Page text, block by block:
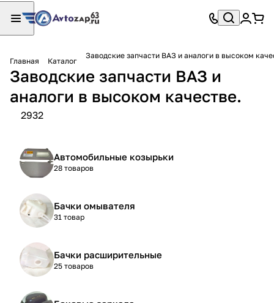
Главная Каталог
Заводские запчасти ВАЗ и аналоги в высоком
Заводские запчасти ВАЗ и
аналоги в высоком качестве.
2932
Автомобильные козырьки
28 товаров
Бачки омывателя
31 товар
Бачки расширительные
25 товаров